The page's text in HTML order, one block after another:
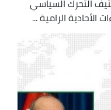
التحرك السياسي
الرامية ...